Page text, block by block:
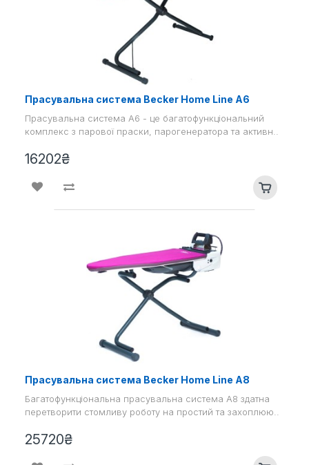
Прасувальна система Becker Home Line A6
Прасувальна система А6 - це багатофункціональний
комплекс з парової праски, парогенератора та активн..
16202₴
Прасувальна система Becker Home Line A8
Багатофункціональна прасувальна система А8 здатна
перетворити стомливу роботу на простий та захоплюю..
25720₴